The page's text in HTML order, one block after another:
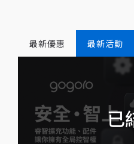
最新優惠 最新活動